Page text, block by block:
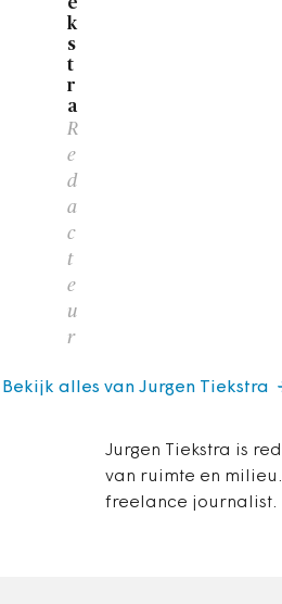
k
s
t
r
a
R
e
d
a
c
t
e
u
r
Jurgen Tiekstra is
van ruimte en
freelance journalist.
Bekijk alles van Jurgen Tiekstra